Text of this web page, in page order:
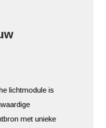
lichtmodule is
met unieke